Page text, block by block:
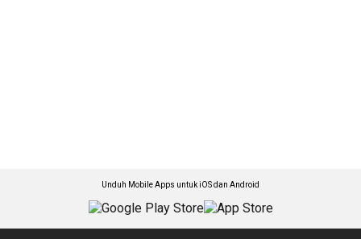
Unduh Mobile Apps untuk iOS dan Android